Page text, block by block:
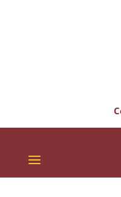
Toggle
Navigation